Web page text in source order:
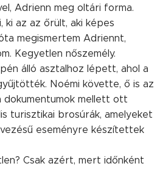
Adrienn meg oltári forma.
ki az az őrült, aki képes
megismertem Adriennt,
Kegyetlen nőszemély.
álló asztalhoz lépett, ahol a
Noémi követte, ő is az
dokumentumok mellett ott
turisztikai brosúrák, amelyeket
eseményre készítettek
Csak azért, mert időnként